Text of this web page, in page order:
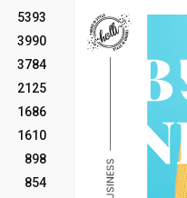
5393
3990
3784
2125
1686
1610
898
854